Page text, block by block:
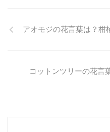
アオモジの花言葉は？柑
コットンツリーの花言